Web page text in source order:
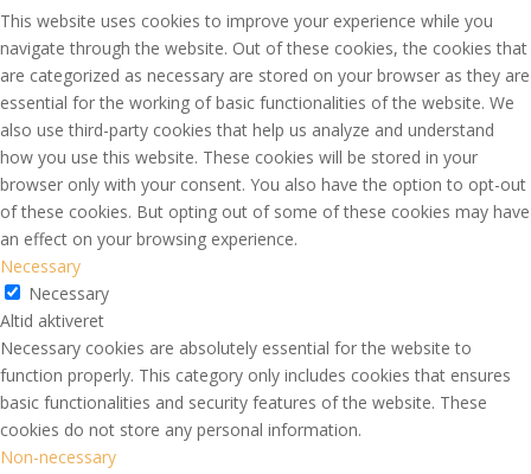
This website uses cookies to improve your experience while you
navigate through the website. Out of these cookies, the cookies that
are categorized as necessary are stored on your browser as they are
essential for the working of basic functionalities of the website. We
also use third-party cookies that help us analyze and understand
how you use this website. These cookies will be stored in your
browser only with your consent. You also have the option to opt-out
of these cookies. But opting out of some of these cookies may have
an effect on your browsing experience.
Necessary
Necessary
Altid aktiveret
Necessary cookies are absolutely essential for the website to
function properly. This category only includes cookies that ensures
basic functionalities and security features of the website. These
cookies do not store any personal information.
Non-necessary